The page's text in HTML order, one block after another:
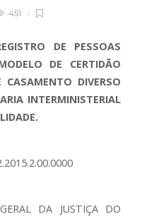
451
DE PESSOAS
DE CERTIDÃO
DIVERSO
INTERMINISTERIAL
DA JUSTIÇA DO